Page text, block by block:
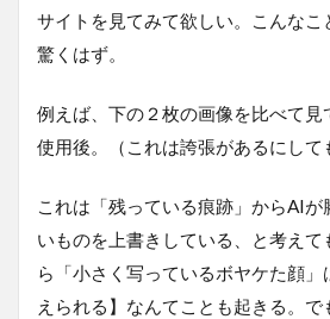
サイトを見てみて欲しい。こんなこ
驚くはず。
例えば、下の２枚の画像を比べて見
使用後。（これは誇張があるにして
これは「残っている痕跡」からAIが
いものを上書きしている、と考え
ら「小さく写っているボヤケた顔
えられる】なんてことも起きる。